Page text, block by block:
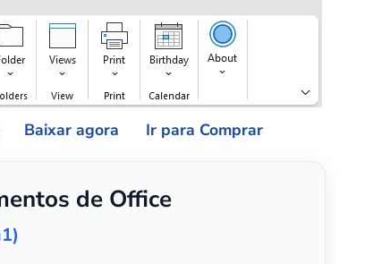
Baixar agora Ir para Comprar
de Office